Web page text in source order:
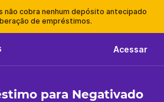
não cobra nenhum depósito antecipado
de empréstimos.
Acessar
para Negativado